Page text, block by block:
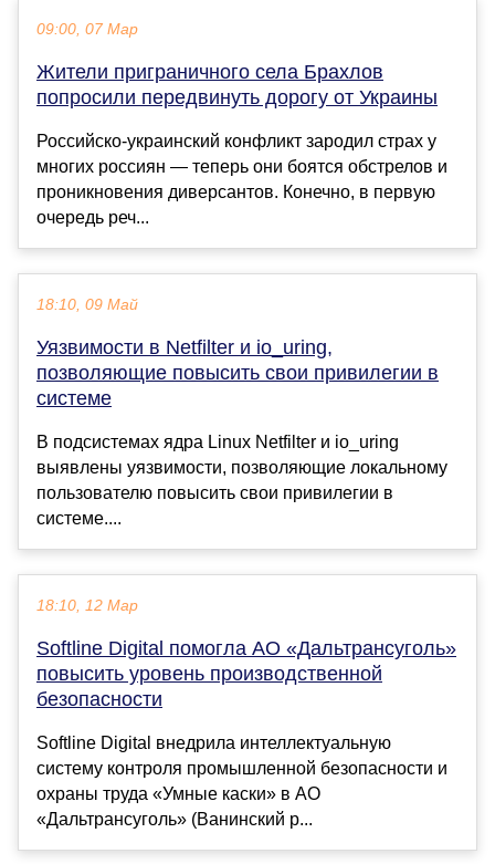
09:00, 07 Мар
Жители приграничного села Брахлов
попросили передвинуть дорогу от Украины
Российско-украинский конфликт зародил страх у
многих россиян — теперь они боятся обстрелов и
проникновения диверсантов. Конечно, в первую
очередь реч...
18:10, 09 Май
Уязвимости в Netfilter и io_uring,
позволяющие повысить свои привилегии в
системе
В подсистемах ядра Linux Netfilter и io_uring
выявлены уязвимости, позволяющие локальному
пользователю повысить свои привилегии в
системе....
18:10, 12 Мар
Softline Digital помогла АО «Дальтрансуголь»
повысить уровень производственной
безопасности
Softline Digital внедрила интеллектуальную
систему контроля промышленной безопасности и
охраны труда «Умные каски» в АО
«Дальтрансуголь» (Ванинский р...